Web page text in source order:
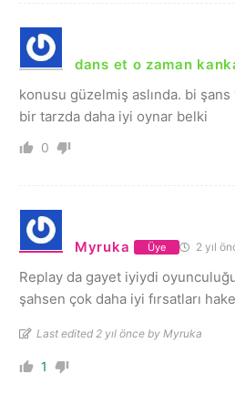
dans et o zaman
konusu güzelmiş aslında. bi
bir tarzda daha iyi oynar belki
0
Myruka Üye 2 yıl
Replay da gayet iyiydi
şahsen çok daha iyi fırsatları
Last edited 2 yıl önce by Myruka
1